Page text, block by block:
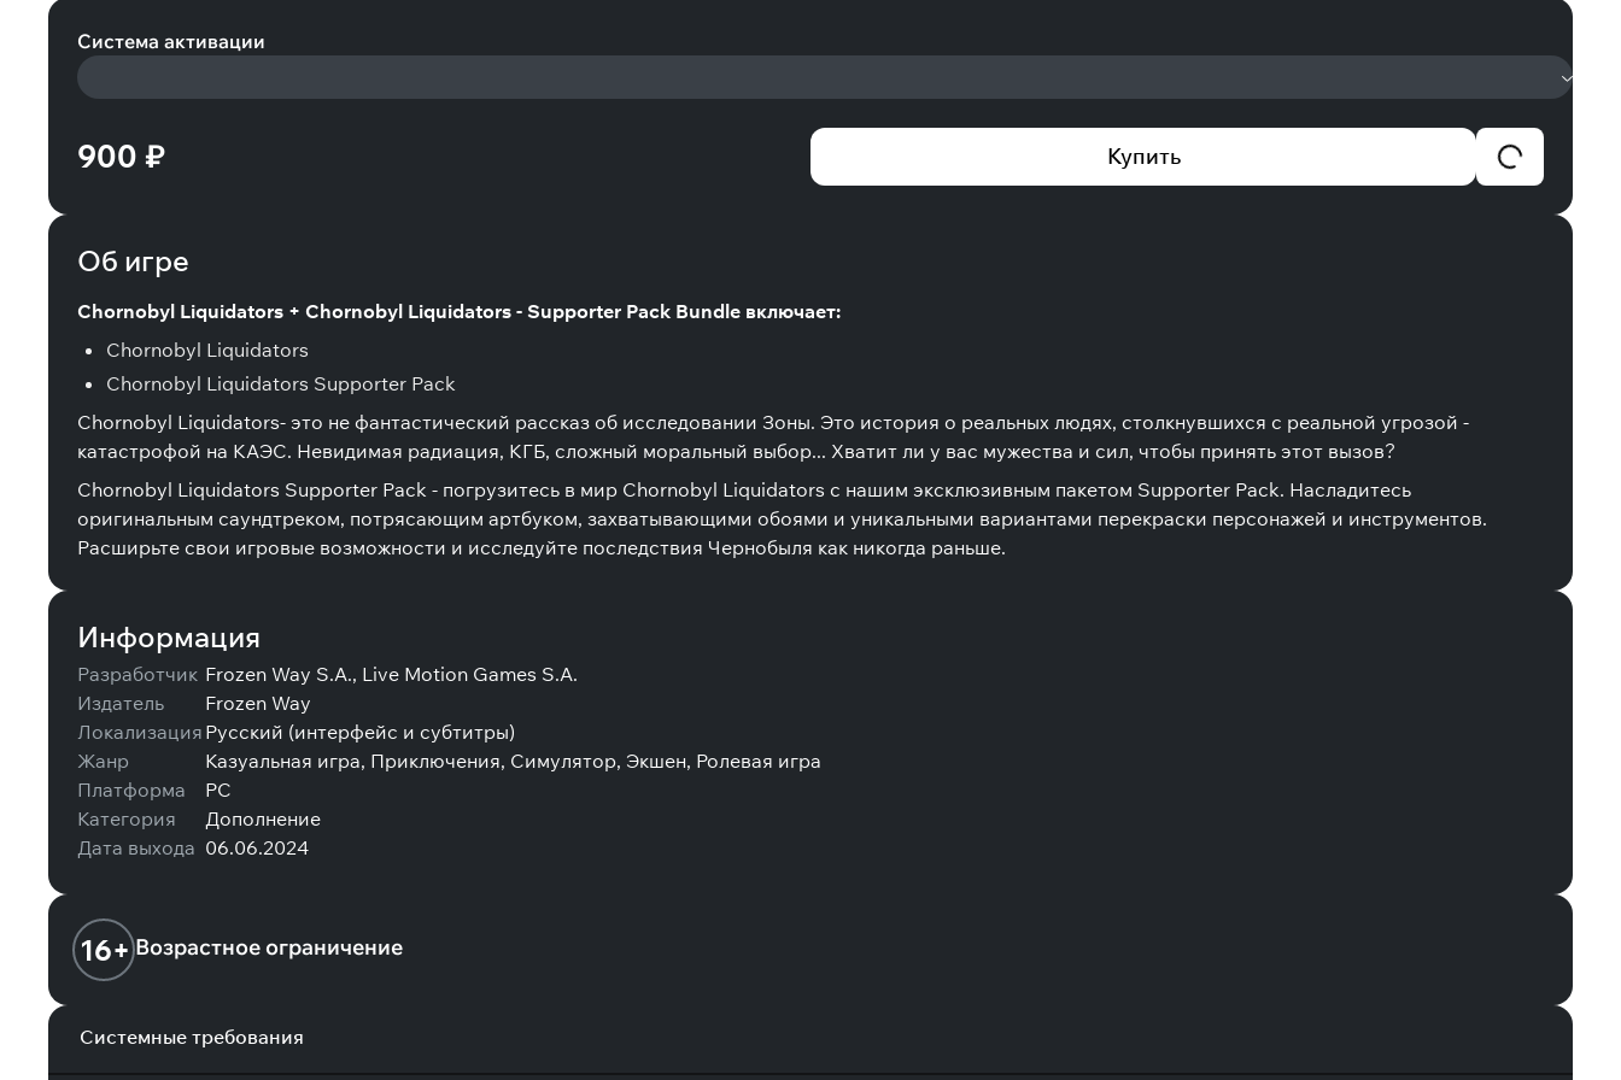
Система активации
900 ₽ Купить
Об игре
Chornobyl Liquidators + Chornobyl Liquidators - Supporter Pack Bundle включает:
Chornobyl Liquidators
Chornobyl Liquidators Supporter Pack
Chornobyl Liquidators- это не фантастический рассказ об исследовании Зоны. Это история о реальных людях, столкнувшихся с реальной угрозой -
катастрофой на КАЭС. Невидимая радиация, КГБ, сложный моральный выбор... Хватит ли у вас мужества и сил, чтобы принять этот вызов?
Chornobyl Liquidators Supporter Pack - погрузитесь в мир Chornobyl Liquidators с нашим эксклюзивным пакетом Supporter Pack. Насладитесь
оригинальным саундтреком, потрясающим артбуком, захватывающими обоями и уникальными вариантами перекраски персонажей и инструментов.
Расширьте свои игровые возможности и исследуйте последствия Чернобыля как никогда раньше.
Информация
Разработчик Frozen Way S.A., Live Motion Games S.A.
Издатель
Frozen Way
Локализация Русский (интерфейс и субтитры)
Жанр
Казуальная игра, Приключения, Симулятор, Экшен, Ролевая игра
Платформа
PC
Категория
Дополнение
Дата выхода 06.06.2024
16+ Возрастное ограничение
Системные требования